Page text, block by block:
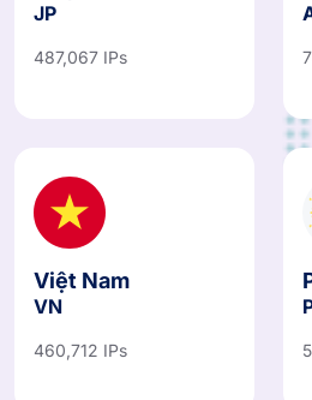
Nhật Bản
JP
VN